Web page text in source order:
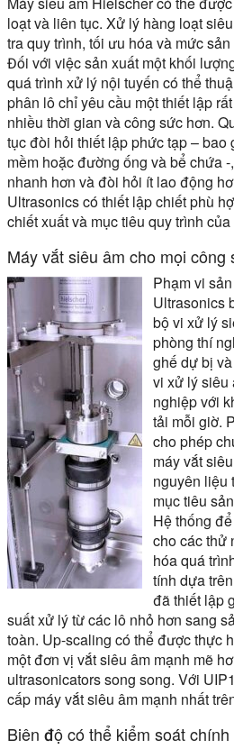
loạt và liên tục. Xử lý hàng loạt
tra quy trình, tối ưu hóa và mức
Đối với việc sản xuất một khối
quá trình xử lý nội tuyến có thể
phân lô chỉ yêu cầu một thiết lập
nhiều thời gian và công sức hơn.
tục đòi hỏi thiết lập phức tạp – bao
mềm hoặc đường ống và bể chứa
nhanh hơn và đòi hỏi ít lao động
Ultrasonics có thiết lập chiết phù
chiết xuất và mục tiêu quy trình của
Máy vắt siêu âm cho mọi công
Phạm vi
Ultrasonics
bộ vi xử lý
phòng thí
ghế dự bị
vi xử lý siêu
nghiệp với
tải mỗi giờ.
cho phép
máy vắt
nguyên liệu
mục tiêu
Hệ thống
cho các thử
hóa quá
tính dựa
đã thiết lập
suất xử lý từ các lô nhỏ hơn sang
toàn. Up-scaling có thể được thực
một đơn vị vắt siêu âm mạnh mẽ
ultrasonicators song song. Với
cấp máy vắt siêu âm mạnh nhất
Biên độ có thể kiểm soát